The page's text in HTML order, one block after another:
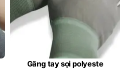
Găng tay sợi polyeste